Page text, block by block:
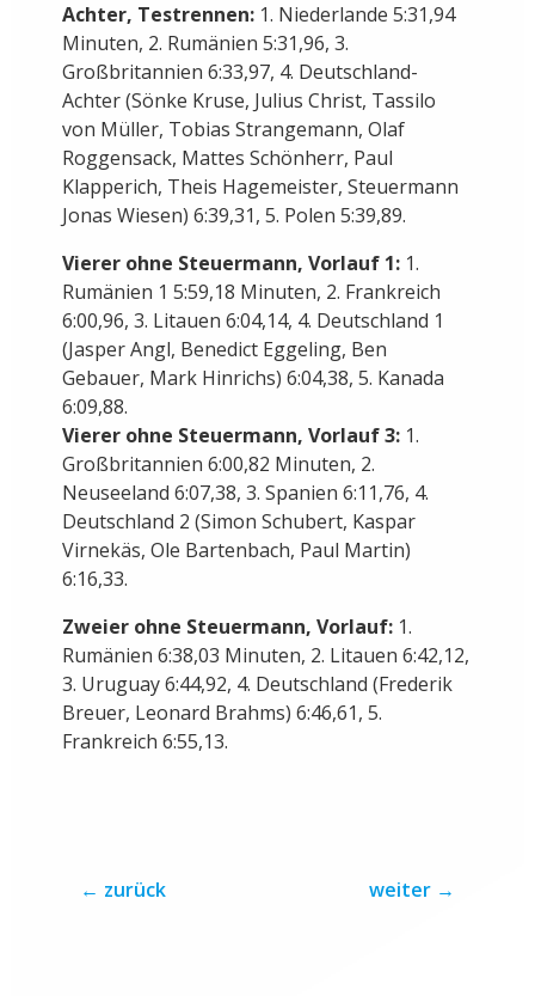
Achter, Testrennen:1. Niederlande 5:31,94
Minuten, 2. Rumänien 5:31,96, 3.
Großbritannien 6:33,97, 4. Deutschland-
Achter (Sönke Kruse, Julius Christ, Tassilo
von Müller, Tobias Strangemann, Olaf
Roggensack, Mattes Schönherr, Paul
Klapperich, Theis Hagemeister, Steuermann
Jonas Wiesen) 6:39,31, 5. Polen 5:39,89.
Vierer ohne Steuermann, Vorlauf 1:1.
Rumänien 1 5:59,18 Minuten, 2. Frankreich
6:00,96, 3. Litauen 6:04,14, 4. Deutschland 1
(Jasper Angl, Benedict Eggeling, Ben
Gebauer, Mark Hinrichs) 6:04,38, 5. Kanada
6:09,88.
Vierer ohne Steuermann, Vorlauf 3:1.
Großbritannien 6:00,82 Minuten, 2.
Neuseeland 6:07,38, 3. Spanien 6:11,76, 4.
Deutschland 2 (Simon Schubert, Kaspar
Virnekäs, Ole Bartenbach, Paul Martin)
6:16,33.
Zweier ohne Steuermann, Vorlauf:1.
Rumänien 6:38,03 Minuten, 2. Litauen 6:42,12,
3. Uruguay 6:44,92, 4. Deutschland (Frederik
Breuer, Leonard Brahms) 6:46,61, 5.
Frankreich 6:55,13.
← zurück weiter →